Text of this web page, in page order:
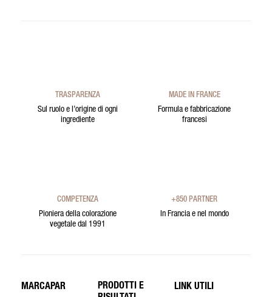
TRASPARENZA
Sul ruolo e l’origine di ogni
ingrediente
MADE IN FRANCE
Formula e fabbricazione
francesi
COMPETENZA
Pioniera della colorazione
vegetale dal 1991
+850 PARTNER
In Francia e nel mondo
MARCAPAR
PRODOTTI E
LINK UTILI